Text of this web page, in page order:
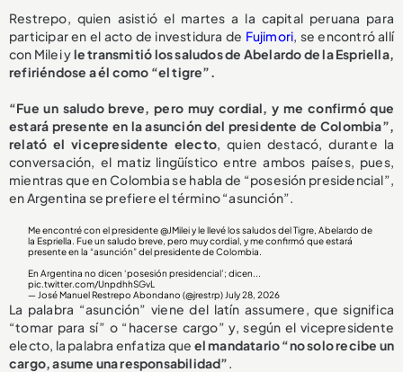
Restrepo, quien asistió el martes a la capital peruana para
participar en el acto de investidura de Fujimori, se encontró allí
con Milei yle transmitió los saludos de Abelardo de la Espriella,
refiriéndose a él como “el tigre”.
“Fue un saludo breve, pero muy cordial, y me confirmó que
estará presente en la asunción del presidente de Colombia”,
relató el vicepresidente electo, quien destacó, durante la
conversación, el matiz lingüístico entre ambos países, pues,
mientras que en Colombia se habla de “posesión presidencial”,
en Argentina se prefiere el término “asunción”.
Me encontré con el presidente@JMileiy le llevé los saludos del Tigre, Abelardo de
la Espriella. Fue un saludo breve, pero muy cordial, y me confirmó que estará
presente en la “asunción” del presidente de Colombia.
En Argentina no dicen ‘posesión presidencial’; dicen...
pic.twitter.com/UnpdhhSGvL
— José Manuel Restrepo Abondano (@jrestrp) July 28, 2026
La palabra “asunción” viene del latín assumere, que significa
“tomar para sí” o “hacerse cargo” y, según el vicepresidente
electo, la palabra enfatiza que el mandatario “no solo recibe un
cargo, asume una responsabilidad”.